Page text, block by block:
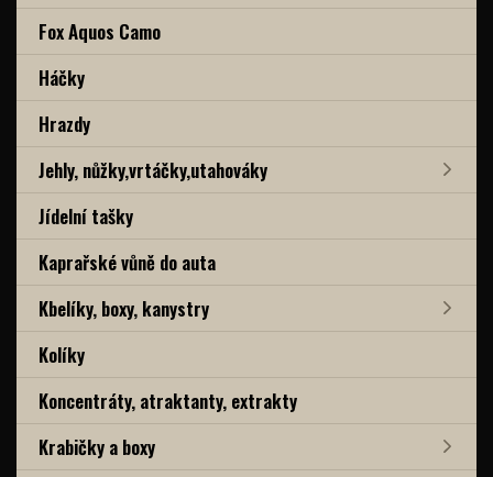
Fox Aquos Camo
Háčky
Hrazdy
Jehly, nůžky,vrtáčky,utahováky
Jídelní tašky
Kaprařské vůně do auta
Kbelíky, boxy, kanystry
Kolíky
Koncentráty, atraktanty, extrakty
Krabičky a boxy